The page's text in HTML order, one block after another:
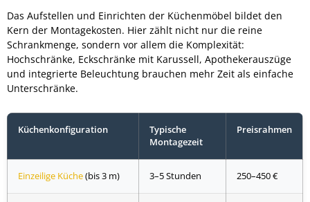
Das Aufstellen und Einrichten der Küchenmöbel bildet den
Kern der Montagekosten. Hier zählt nicht nur die reine
Schrankmenge, sondern vor allem die Komplexität:
Hochschränke, Eckschränke mit Karussell, Apothekerauszüge
und integrierte Beleuchtung brauchen mehr Zeit als einfache
Unterschränke.
Küchenkonfiguration
Typische
Montagezeit
Preisrahmen
Einzeilige Küche(bis 3 m) 3–5 Stunden 250–450 €